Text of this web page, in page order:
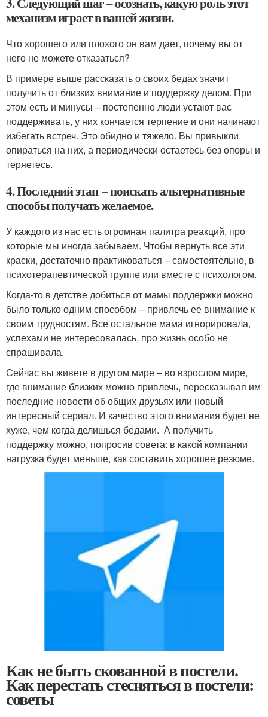
механизм играет в вашей жизни.
Что хорошего или плохого он вам дает, почему вы от
него не можете отказаться?
В примере выше рассказать о своих бедах значит
получить от близких внимание и поддержку делом. При
этом есть и минусы – постепенно люди устают вас
поддерживать, у них кончается терпение и они начинают
избегать встреч. Это обидно и тяжело. Вы привыкли
опираться на них, а периодически остаетесь без опоры и
теряетесь.
4. Последний этап – поискать альтернативные
способы получать желаемое.
У каждого из нас есть огромная палитра реакций, про
которые мы иногда забываем. Чтобы вернуть все эти
краски, достаточно практиковаться – самостоятельно, в
психотерапевтической группе или вместе с психологом.
Когда-то в детстве добиться от мамы поддержки можно
было только одним способом – привлечь ее внимание к
своим трудностям. Все остальное мама игнорировала,
успехами не интересовалась, про жизнь особо не
спрашивала.
Сейчас вы живете в другом мире – во взрослом мире,
где внимание близких можно привлечь, пересказывая им
последние новости об общих друзьях или новый
интересный сериал. И качество этого внимания будет не
хуже, чем когда делишься бедами. А получить
поддержку можно, попросив совета: в какой компании
нагрузка будет меньше, как составить хорошее резюме.
Как не быть скованной в постели.
Как перестать стесняться в постели:
советы